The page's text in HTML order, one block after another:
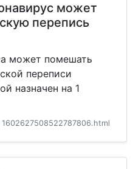
может
перепись
может помешать
переписи
назначен на 1
1602627508522787806.html